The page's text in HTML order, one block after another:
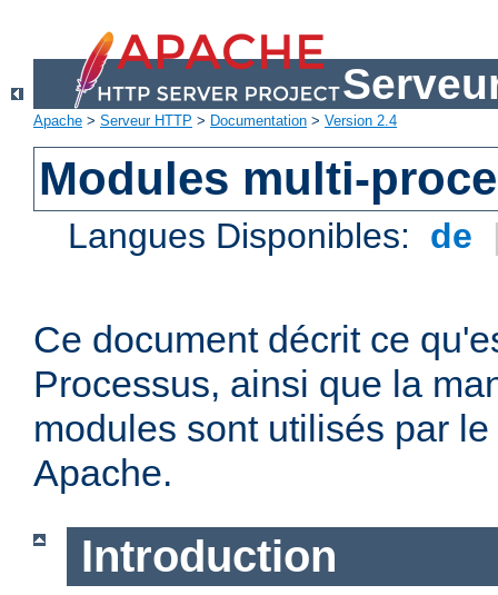
Apache > Serveur HTTP > Documentation > Version 2.4
Modules multi-
Langues Disponibles: de
Ce document décrit ce
Processus, ainsi que la
modules sont utilisés par
Apache.
Introduction